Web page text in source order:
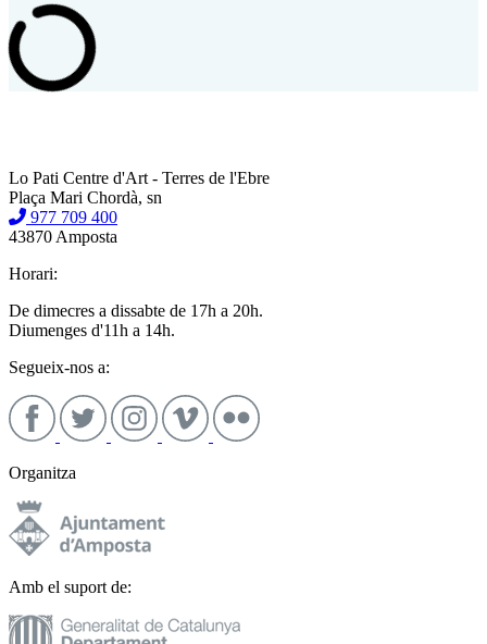
Lo Pati Centre d'Art - Terres de l'Ebre
Plaça Mari Chordà, sn
977 709 400
43870 Amposta
Horari:
De dimecres a dissabte de 17h a 20h.
Diumenges d'11h a 14h.
Segueix-nos a:
Organitza
Amb el suport de: